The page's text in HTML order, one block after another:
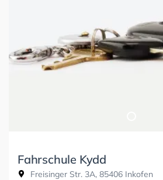
Fahrschule Kydd
Freisinger Str. 3A, 85406 Inkofen